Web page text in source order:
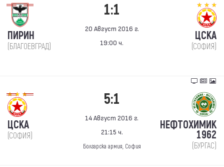
ПИРИН
(БЛАГОЕВГРАД)
1:1
20 Август 2016 г.
19:00 ч.
ЦСКА
(СОФИЯ)
ЦСКА
(СОФИЯ)
5:1
14 Август 2016 г.
21:15 ч.
Болгарска армия, София
НЕФТОХИМИК
1962
(БУРГАС)